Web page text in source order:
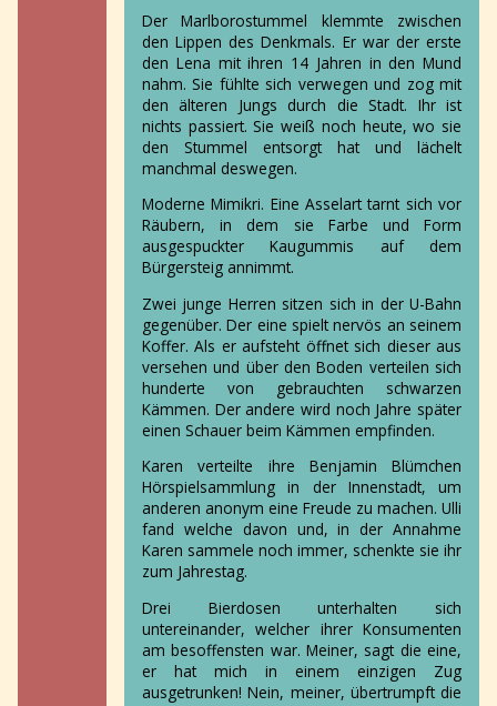
Der Marlborostummel klemmte zwischen
den Lippen des Denkmals. Er war der erste
den Lena mit ihren 14 Jahren in den Mund
nahm. Sie fühlte sich verwegen und zog mit
den älteren Jungs durch die Stadt. Ihr ist
nichts passiert. Sie weiß noch heute, wo sie
den Stummel entsorgt hat und lächelt
manchmal deswegen.
Moderne Mimikri. Eine Asselart tarnt sich vor
Räubern, in dem sie Farbe und Form
ausgespuckter Kaugummis auf dem
Bürgersteig annimmt.
Zwei junge Herren sitzen sich in der U-Bahn
gegenüber. Der eine spielt nervös an seinem
Koffer. Als er aufsteht öffnet sich dieser aus
versehen und über den Boden verteilen sich
hunderte von gebrauchten schwarzen
Kämmen. Der andere wird noch Jahre später
einen Schauer beim Kämmen empfinden.
Karen verteilte ihre Benjamin Blümchen
Hörspielsammlung in der Innenstadt, um
anderen anonym eine Freude zu machen. Ulli
fand welche davon und, in der Annahme
Karen sammele noch immer, schenkte sie ihr
zum Jahrestag.
Drei Bierdosen unterhalten sich
untereinander, welcher ihrer Konsumenten
am besoffensten war. Meiner, sagt die eine,
er hat mich in einem einzigen Zug
ausgetrunken! Nein, meiner, übertrumpft die